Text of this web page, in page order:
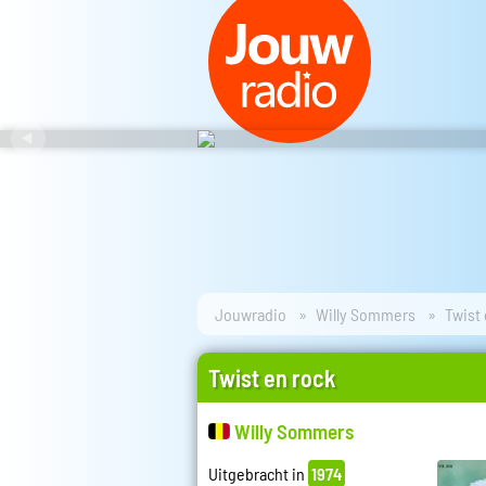
Jouwradio Willy Sommers Twist
Twist en rock
Willy Sommers
Uitgebracht in 1974